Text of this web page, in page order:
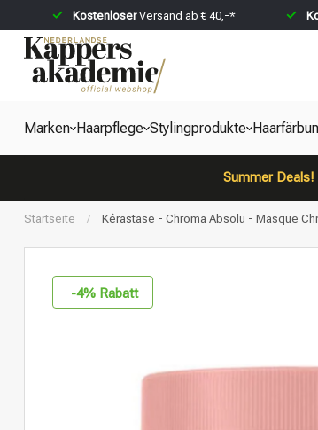
KostenloserVersand ab € 40,-*
Marken Haarpflege Stylingprodukte
Summer Deals!
Startseite / Kérastase - Chroma Absolu - Masque
-4% Rabatt